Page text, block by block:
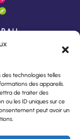
des technologies telles
des appareils.
de traiter des
ou les ID uniques sur ce
peut avoir un
d’ouverture :
au vendredi,
à 12h00
à 17h00